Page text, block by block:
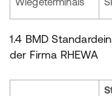
1.4 BMD
der Firma RHEWA